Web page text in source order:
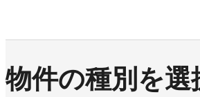
物件の種別を選